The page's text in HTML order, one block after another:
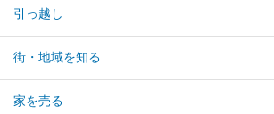
引っ越し
街・地域を知る
家を売る